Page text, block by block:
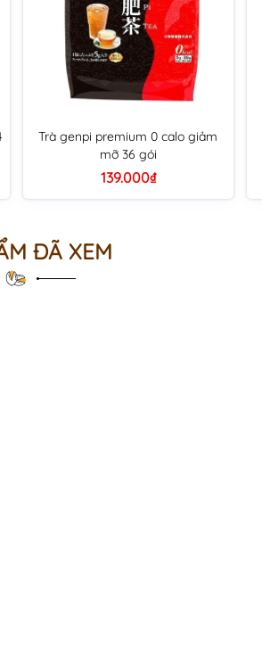
Trà genpi premium 0 calo giảm
mỡ 36 gói
139.000₫
ĐÃ XEM